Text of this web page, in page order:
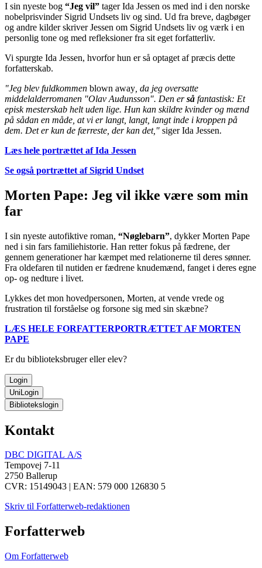
I sin nyeste bog “Jeg vil” tager Ida Jessen os med ind i den norske
nobelprisvinder Sigrid Undsets liv og sind. Ud fra breve, dagbøger
og andre kilder skriver Jessen om Sigrid Undsets liv og værk i en
personlig tone og med refleksioner fra sit eget forfatterliv.
Vi spurgte Ida Jessen, hvorfor hun er så optaget af præcis dette
forfatterskab.
"Jeg blev fuldkommen blown away , da jeg oversatte
middelalderromanen "Olav Audunsson". Den erså fantastisk: Et
episk mesterskab helt uden lige. Hun kan skildre kvinder og mænd
på sådan en måde, at vi er langt, langt, langt inde i kroppen på
dem. Det er kun de færreste, der kan det," siger Ida Jessen.
Læs hele portrættet af Ida Jessen
Se også portrættet af Sigrid Undset
Morten Pape: Jeg vil ikke være som min
far
I sin nyeste autofiktive roman, “Nøglebarn”, dykker Morten Pape
ned i sin fars familiehistorie. Han retter fokus på fædrene, der
gennem generationer har kæmpet med relationerne til deres sønner.
Fra oldefaren til nutiden er fædrene knudemænd, fanget i deres egne
op- og nedture i livet.
Lykkes det mon hovedpersonen, Morten, at vende vrede og
frustration til forståelse og forsone sig med sin skæbne?
LÆS HELE FORFATTERPORTRÆTTET AF MORTEN
PAPE
Er du biblioteksbruger eller elev?
Login
UniLogin
Bibliotekslogin
Kontakt
DBC DIGITAL A/S
Tempovej 7-11
2750 Ballerup
CVR: 15149043 | EAN: 579 000 126830 5
Skriv til Forfatterweb-redaktionen
Forfatterweb
Om Forfatterweb